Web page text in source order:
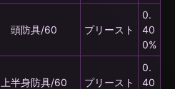
頭防具/60 プリースト
0.
40
0%
上半身防具/60 プリースト
0.
40